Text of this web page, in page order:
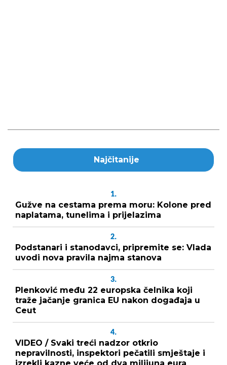
Najčitanije
1.
Gužve na cestama prema moru: Kolone pred
naplatama, tunelima i prijelazima
2.
Podstanari i stanodavci, pripremite se: Vlada
uvodi nova pravila najma stanova
3.
Plenković među 22 europska čelnika koji
traže jačanje granica EU nakon događaja u
Ceut
4.
VIDEO / Svaki treći nadzor otkrio
nepravilnosti, inspektori pečatili smještaje i